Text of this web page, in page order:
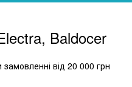
Baldocer